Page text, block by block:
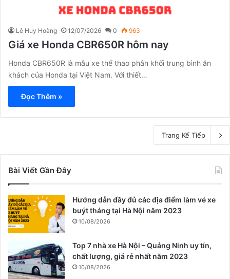
Lê Huy Hoàng 12/07/2026 0 963
Giá xe Honda CBR650R hôm nay
Honda CBR650R là mẫu xe thể thao phân khối trung bình ăn
khách của Honda tại Việt Nam. Với thiết…
Đọc Thêm »
Trang Kế Tiếp
Bài Viết Gần Đây
Hướng dẫn đầy đủ các địa điểm làm vé xe
buýt tháng tại Hà Nội năm 2023
10/08/2026
Top 7 nhà xe Hà Nội – Quảng Ninh uy tín,
chất lượng, giá rẻ nhất năm 2023
10/08/2026